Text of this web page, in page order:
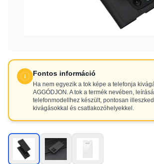
Fontos információ
Ha nem egyezik a tok képe a telefonja
AGGÓDJON. A tok a termék nevében,
telefonmodellhez készült, pontosan
kivágásokkal és csatlakozóhelyekkel.